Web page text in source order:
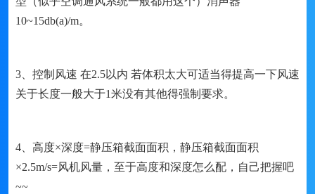
10~15db(a)/m。
3、控制风速 在2.5以内 若体积太大可适当得提高一下风速
关于长度一般大于1米没有其他得强制要求。
4、高度×深度=静压箱截面面积，静压箱截面面积
×2.5m/s=风机风量，至于高度和深度怎么配，自己把握吧
~~